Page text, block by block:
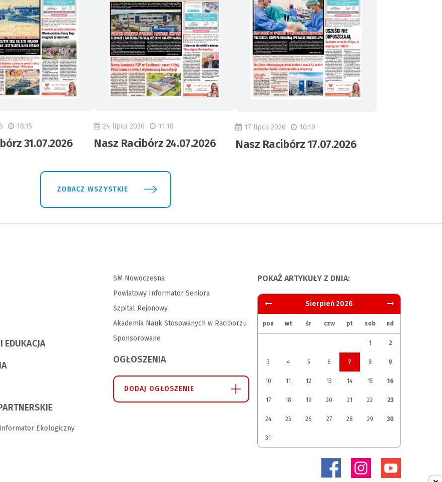
18:15
31.07.2026
24 lipca 2026 11:18
Nasz Racibórz 24.07.2026
17 lipca 2026 10:19
Nasz Racibórz 17.07.2026
ZOBACZ WSZYSTKIE
EDUKACJA
Ekologiczny
SM Nowoczesna
Powiatowy Informator Seniora
Szpital Rejonowy
Akademia Nauk Stosowanych w Raciborzu
Sponsorowane
OGŁOSZENIA
DODAJ OGŁOSZENIE
POKAŻ ARTYKUŁY Z DNIA:
Sierpień 2026
pon wt śr czw pt sob nd
1 2
3 4 5 6 7 8 9
10 11 12 13 14 15 16
17 18 19 20 21 22 23
24 25 26 27 28 29 30
31